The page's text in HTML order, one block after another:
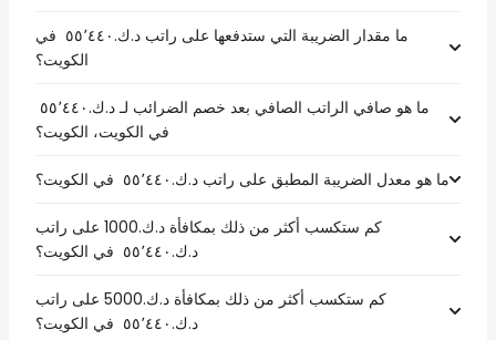
ما مقدار الضريبة التي ستدفعها على راتب د.ك.‏٥٥٬٤٤٠ ‏ في
الكويت؟
في الكويت، الكويت؟
ما هو معدل الضريبة المطبق على راتب د.ك.‏٥٥٬٤٤٠ ‏ في الكويت؟
كم ستكسب أكثر من ذلك بمكافأة د.ك.1000 على راتب
د.ك.‏٥٥٬٤٤٠ ‏ في الكويت؟
كم ستكسب أكثر من ذلك بمكافأة د.ك.5000 على راتب
د.ك.‏٥٥٬٤٤٠ ‏ في الكويت؟